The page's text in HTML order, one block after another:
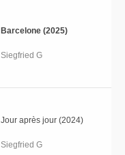
Barcelone (2025)
Siegfried G
Jour après jour (2024)
Siegfried G